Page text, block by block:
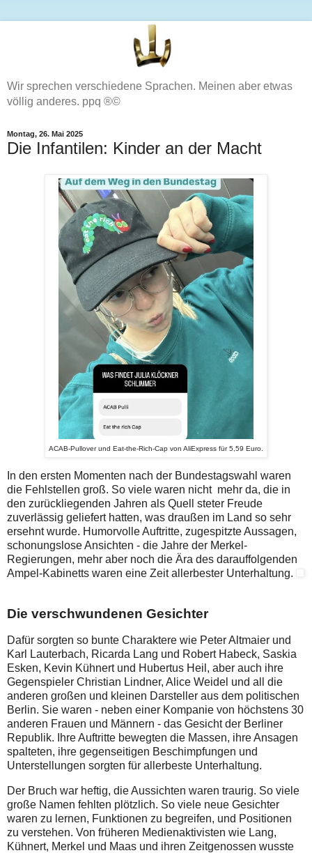
Wir sprechen verschiedene Sprachen. Meinen aber etwas
völlig anderes. ppq ®©
Montag, 26. Mai 2025
Die Infantilen: Kinder an der Macht
ACAB-Pullover und Eat-the-Rich-Cap von AliExpress für 5,59 Euro.
In den ersten Momenten nach der Bundestagswahl waren
die Fehlstellen groß. So viele waren nicht mehr da, die in
den zurückliegenden Jahren als Quell steter Freude
zuverlässig geliefert hatten, was draußen im Land so sehr
ersehnt wurde. Humorvolle Auftritte, zugespitzte Aussagen,
schonungslose Ansichten - die Jahre der Merkel-
Regierungen, mehr aber noch die Ära des darauffolgenden
Ampel-Kabinetts waren eine Zeit allerbester Unterhaltung.
Die verschwundenen Gesichter
Dafür sorgten so bunte Charaktere wie Peter Altmaier und
Karl Lauterbach, Ricarda Lang und Robert Habeck, Saskia
Esken, Kevin Kühnert und Hubertus Heil, aber auch ihre
Gegenspieler Christian Lindner, Alice Weidel und all die
anderen großen und kleinen Darsteller aus dem politischen
Berlin. Sie waren - neben einer Kompanie von höchstens 30
anderen Frauen und Männern - das Gesicht der Berliner
Republik. Ihre Auftritte bewegten die Massen, ihre Ansagen
spalteten, ihre gegenseitigen Beschimpfungen und
Unterstellungen sorgten für allerbeste Unterhaltung.
Der Bruch war heftig, die Aussichten waren traurig. So viele
große Namen fehlten plötzlich. So viele neue Gesichter
waren zu lernen, Funktionen zu begreifen, und Positionen
zu verstehen. Von früheren Medienaktivisten wie Lang,
Kühnert, Merkel und Maas und ihren Zeitgenossen wusste